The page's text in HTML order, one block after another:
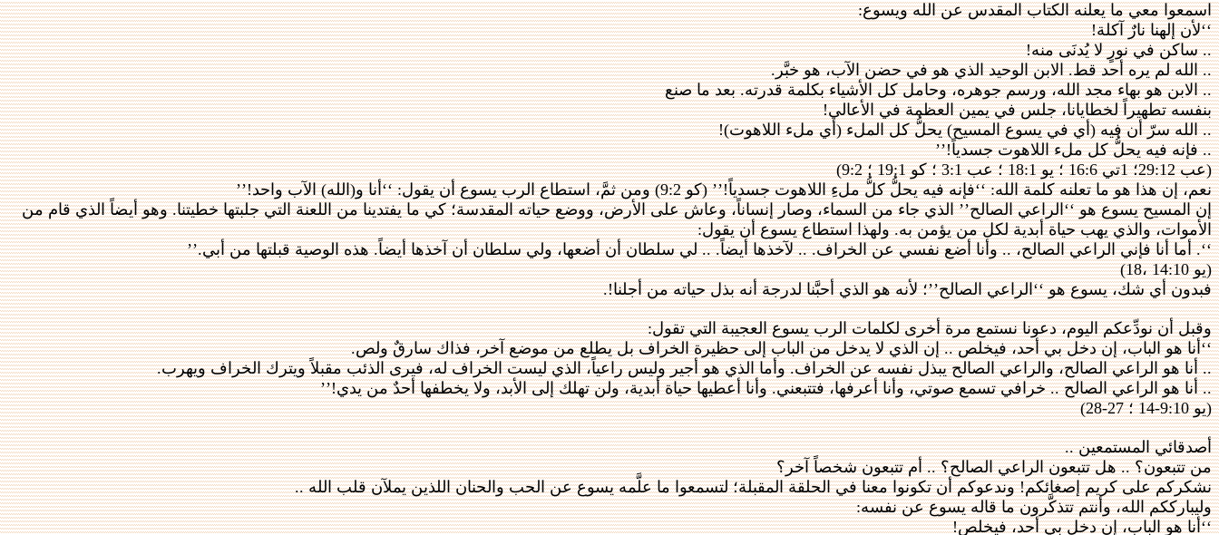
اسمعوا معي ما يعلنه الكتاب المقدس عن الله ويسوع:
‘‘لأن إلهنا نارٌ آكلة!
.. ساكن في نورٍ لا يُدنَى منه!
.. الله لم يره أحد قط. الابن الوحيد الذي هو في حضن الآب، هو خبَّر.
.. الابن هو بهاء مجد الله، ورسم جوهره، وحامل كل الأشياء بكلمة قدرته. بعد ما صنع
بنفسه تطهيراً لخطايانا، جلس في يمين العظمة في الأعالي!
.. الله سرّ أن فيه (أي في يسوع المسيح) يحلُّ كل الملء (أي ملء اللاهوت)!
.. فإنه فيه يحلُّ كل ملء اللاهوت جسدياً!’’
(عب 29:12؛ 1تي 16:6 ؛ يو 18:1 ؛ عب 3:1 ؛ كو 19:1 ؛ 9:2)
نعم، إن هذا هو ما تعلنه كلمة الله: ‘‘فإنه فيه يحلُّ كلُّ ملءِ اللاهوت جسدياً!’’ (كو 9:2) ومن ثمَّ، استطاع الرب يسوع أن يقول: ‘‘أنا و(الله) الآب واحد!’’
إن المسيح يسوع هو ‘‘الراعي الصالح’’ الذي جاء من السماء، وصار إنساناً، وعاش على الأرض، ووضع حياته المقدسة؛ كي ما يفتدينا من اللعنة التي جلبتها خطيتنا. وهو أيضاً الذي قام من
الأموات، والذي يهب حياة أبدية لكل من يؤمن به. ولهذا استطاع يسوع أن يقول:
‘‘. أما أنا فإني الراعي الصالح، .. وأنا أضع نفسي عن الخراف. .. لآخذها أيضاً. .. لي سلطان أن أضعها، ولي سلطان أن آخذها أيضاً. هذه الوصية قبلتها من أبي.’’
(يو 14:10 ،18)
فبدون أي شك، يسوع هو ‘‘الراعي الصالح’’؛ لأنه هو الذي أحبَّنا لدرجة أنه بذل حياته من أجلنا!.
وقبل أن نودِّعكم اليوم، دعونا نستمع مرة أخرى لكلمات الرب يسوع العجيبة التي تقول:
‘‘أنا هو الباب، إن دخل بي أحد، فيخلص .. إن الذي لا يدخل من الباب إلى حظيرة الخراف بل يطلع من موضع آخر، فذاك سارقٌ ولص.
.. أنا هو الراعي الصالح، والراعي الصالح يبذل نفسه عن الخراف. وأما الذي هو أجير وليس راعياً، الذي ليست الخراف له، فيرى الذئب مقبلاً ويترك الخراف ويهرب.
.. أنا هو الراعي الصالح .. خرافي تسمع صوتي، وأنا أعرفها، فتتبعني. وأنا أعطيها حياة أبدية، ولن تهلك إلى الأبد، ولا يخطفها أحدٌ من يدي!’’
(يو 9:10-14 ؛ 27-28)
أصدقائي المستمعين ..
من تتبعون؟ .. هل تتبعون الراعي الصالح؟ .. أم تتبعون شخصاً آخر؟
نشكركم على كريم إصغائكم! وندعوكم أن تكونوا معنا في الحلقة المقبلة؛ لتسمعوا ما علَّمه يسوع عن الحب والحنان اللذين يملآن قلب الله ..
وليبارككم الله، وأنتم تتذكَّرون ما قاله يسوع عن نفسه:
‘‘أنا هو الباب، إن دخل بي أحد، فيخلص!